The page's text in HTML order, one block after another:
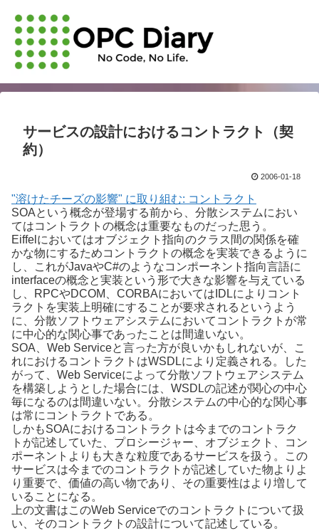
サービスの設計におけるコントラクト（契
約）
2006-01-18
"溶けたチーズの影響" に取り組む: コントラクト
SOAという概念が登場する前から、分散システムにおい
てはコントラクトの概念は重要なものだった思う。
Eiffelにおいてはオブジェクト指向のクラス間の関係を確
かな物にするためコントラクトの概念を実装できるように
し、これがJavaやC#のようなコンポーネント指向言語に
interfaceの概念と実装という形で大きな影響を与えている
し、RPCやDCOM、CORBAにおいてはIDLによりコント
ラクトを実装上明確にすることが要求されるというよう
に、分散ソフトウェアシステムにおいてコントラクトが常
に中心的な関心事であったことは間違いない。
SOA、Web Serviceと言った方が良いかもしれないが、こ
れにおけるコントラクトはWSDLにより定義される。した
がって、Web Serviceによって分散ソフトウェアシステム
を構築しようとした場合には、WSDLの記述が関心の中心
毎になるのは間違いない。分散システムの中心的な関心事
は常にコントラクトである。
しかもSOAにおけるコントラクトは今までのコントラク
トが記述していた、プロシージャー、オブジェクト、コン
ポーネントよりも大きな粒度であるサービスを扱う。この
サービスは今までのコントラクトが記述していた物よりよ
り重要で、価値の高い物であり、その重要性はより増して
いることになる。
上の文書はこのWeb Serviceでのコントラクトについて扱
い、そのコントラクトの設計について記述している。